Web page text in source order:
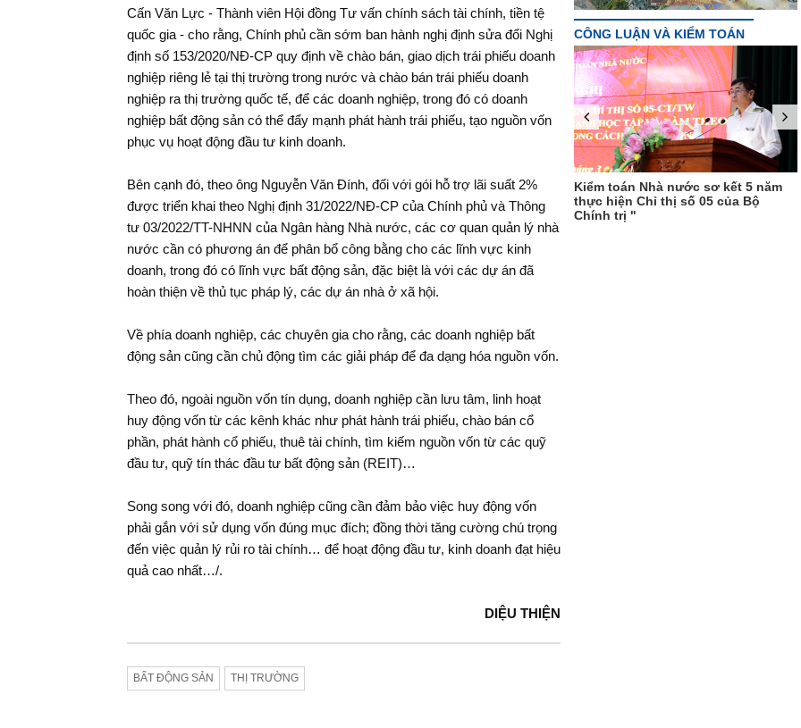
Cấn Văn Lực - Thành viên Hội đồng Tư vấn chính sách tài chính, tiền tệ
quốc gia - cho rằng, Chính phủ cần sớm ban hành nghị định sửa đổi Nghị
định số 153/2020/NĐ-CP quy định về chào bán, giao dịch trái phiếu doanh
nghiệp riêng lẻ tại thị trường trong nước và chào bán trái phiếu doanh
nghiệp ra thị trường quốc tế, để các doanh nghiệp, trong đó có doanh
nghiệp bất động sản có thể đẩy mạnh phát hành trái phiếu, tạo nguồn vốn
phục vụ hoạt động đầu tư kinh doanh.
Bên cạnh đó, theo ông Nguyễn Văn Đính, đối với gói hỗ trợ lãi suất 2%
được triển khai theo Nghị định 31/2022/NĐ-CP của Chính phủ và Thông
tư 03/2022/TT-NHNN của Ngân hàng Nhà nước, các cơ quan quản lý nhà
nước cần có phương án để phân bổ công bằng cho các lĩnh vực kinh
doanh, trong đó có lĩnh vực bất động sản, đặc biệt là với các dự án đã
hoàn thiện về thủ tục pháp lý, các dự án nhà ở xã hội.
Về phía doanh nghiệp, các chuyên gia cho rằng, các doanh nghiệp bất
động sản cũng cần chủ động tìm các giải pháp để đa dạng hóa nguồn vốn.
Theo đó, ngoài nguồn vốn tín dụng, doanh nghiệp cần lưu tâm, linh hoạt
huy động vốn từ các kênh khác như phát hành trái phiếu, chào bán cổ
phần, phát hành cổ phiếu, thuê tài chính, tìm kiếm nguồn vốn từ các quỹ
đầu tư, quỹ tín thác đầu tư bất động sản (REIT)…
Song song với đó, doanh nghiệp cũng cần đảm bảo việc huy động vốn
phải gắn với sử dụng vốn đúng mục đích; đồng thời tăng cường chú trọng
đến việc quản lý rủi ro tài chính… để hoạt động đầu tư, kinh doanh đạt hiệu
quả cao nhất…/.
DIỆU THIỆN
BẤT ĐỘNG SẢN THỊ TRƯỜNG
CÔNG LUẬN VÀ KIỂM TOÁN
[Infographic]: Chân dung tân Tổng
Kiểm toán Nhà nước Trần Sỹ
Thanh"
Kiểm toán Nhà nước sơ kết 5 năm
thực hiện Chỉ thị số 05 của Bộ
Chính trị "
Sửa đổi Luật Kiểm toán Nhà nước:
Nên bổ sung quy định về kiểm toán
nội bộ"